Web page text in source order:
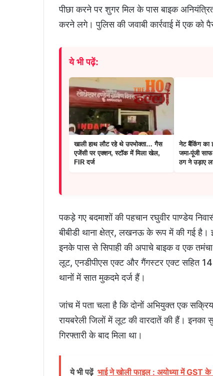
पीछा करने पर शुगर मिल के पास बाइक
करने लगे। पुलिस की जवाबी कार्रवाई में एक को
ये भी पढ़ें:
खाली हाथ लौट रहे थे उपभोक्ता… गैस
एजेंसी पर एक्शन, स्टॉक में मिला खेल,
FIR दर्ज
नेट बैंकिंग का
जमा-पूंजी
ठग ने उड़ाए
पकड़े गए बदमाशों की पहचान रघुवीर पाण्डेय
बीबीडी थाना क्षेत्र, लखनऊ के रूप में की गई है।
इनके पास से सिपाही की अपाचे बाइक व एक
लूट, एनडीपीएस एक्ट और गैंगस्टर एक्ट सहित
थानों में सात मुकदमे दर्ज हैं।
जांच में पता चला है कि दोनों अभियुक्त एक
रायबरेली जिलों में लूट की वारदातें की हैं। इनका
गिरफ्तारी के बाद मिला था।
ये भी पढ़ें भाई ने खोली फाइल : अयोध्या में GST के